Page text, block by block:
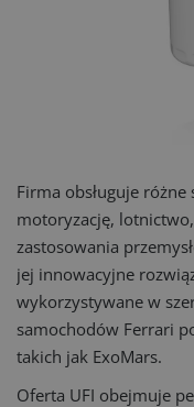
Firma obsługuje
motoryzację,
zastosowania
jej innowacyjne
wykorzystywane w
samochodów Ferrari
takich jak ExoMars.
Oferta UFI obejmuje